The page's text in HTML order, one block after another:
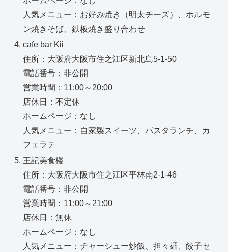
人気メニュー：お好み焼き（明太チーズ）、ホルモ
ン焼きそば、鉄板焼き盛り合わせ
cafe bar Kii
住所：大阪府大阪市住之江区新北島5-1-50
電話番号：非公開
営業時間：11:00～20:00
店休日：不定休
ホームページ：なし
人気メニュー：自家製スイーツ、パスタランチ、カ
フェラテ
王記美食楼
住所：大阪府大阪市住之江区平林南2-1-46
電話番号：非公開
営業時間：11:00～21:00
店休日：無休
ホームページ：なし
人気メニュー：チャーシュー炒飯、担々麺、餃子セ